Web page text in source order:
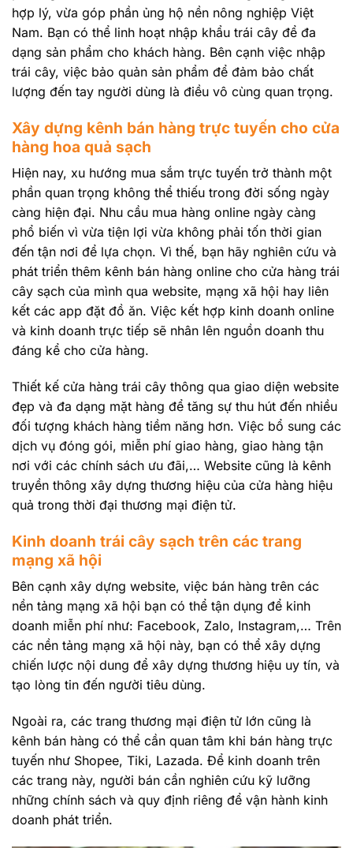
hợp lý, vừa góp phần ủng hộ nền nông nghiệp Việt
Nam. Bạn có thể linh hoạt nhập khẩu trái cây để đa
dạng sản phẩm cho khách hàng. Bên cạnh việc nhập
trái cây, việc bảo quản sản phẩm để đảm bảo chất
lượng đến tay người dùng là điều vô cùng quan trọng.
Xây dựng kênh bán hàng trực tuyến cho cửa
hàng hoa quả sạch
Hiện nay, xu hướng mua sắm trực tuyến trở thành một
phần quan trọng không thể thiếu trong đời sống ngày
càng hiện đại. Nhu cầu mua hàng online ngày càng
phổ biến vì vừa tiện lợi vừa không phải tốn thời gian
đến tận nơi để lựa chọn. Vì thế, bạn hãy nghiên cứu và
phát triển thêm kênh bán hàng online cho cửa hàng trái
cây sạch của mình qua website, mạng xã hội hay liên
kết các app đặt đồ ăn. Việc kết hợp kinh doanh online
và kinh doanh trực tiếp sẽ nhân lên nguồn doanh thu
đáng kể cho cửa hàng.
Thiết kế cửa hàng trái cây thông qua giao diện website
đẹp và đa dạng mặt hàng để tăng sự thu hút đến nhiều
đối tượng khách hàng tiềm năng hơn. Việc bổ sung các
dịch vụ đóng gói, miễn phí giao hàng, giao hàng tận
nơi với các chính sách ưu đãi,… Website cũng là kênh
truyền thông xây dựng thương hiệu của cửa hàng hiệu
quả trong thời đại thương mại điện tử.
Kinh doanh trái cây sạch trên các trang
mạng xã hội
Bên cạnh xây dựng website, việc bán hàng trên các
nền tảng mạng xã hội bạn có thể tận dụng để kinh
doanh miễn phí như: Facebook, Zalo, Instagram,… Trên
các nền tảng mạng xã hội này, bạn có thể xây dựng
chiến lược nội dung để xây dựng thương hiệu uy tín, và
tạo lòng tin đến người tiêu dùng.
Ngoài ra, các trang thương mại điện tử lớn cũng là
kênh bán hàng có thể cần quan tâm khi bán hàng trực
tuyến như Shopee, Tiki, Lazada. Để kinh doanh trên
các trang này, người bán cần nghiên cứu kỹ lưỡng
những chính sách và quy định riêng để vận hành kinh
doanh phát triển.